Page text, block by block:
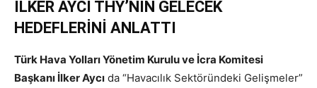
İLKER AYCI THY’NİN GELECEK
HEDEFLERİNİ ANLATTI
Türk Hava Yolları Yönetim Kurulu ve İcra Komitesi
Başkanı İlker Aycı da “Havacılık Sektöründeki Gelişmeler”